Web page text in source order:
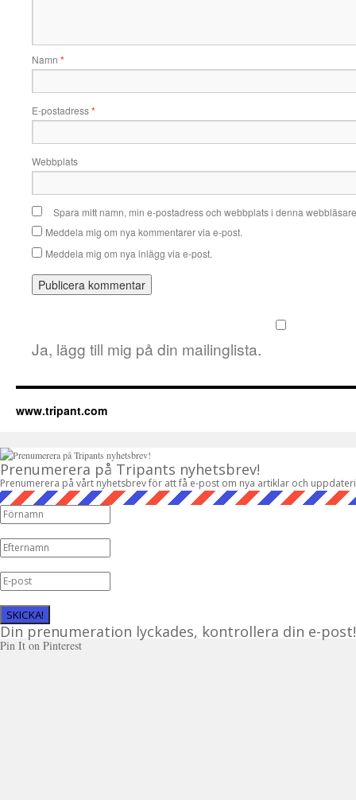
Namn *
E-postadress*
Webbplats
Spara mitt namn, min e-postadress och webbplats i denna
Meddela mig om nya kommentarer via e-post.
Meddela mig om nya inlägg via e-post.
Ja, lägg till mig på din mailinglista.
www.tripant.com
Prenumerera på Tripants nyhetsbrev!
Prenumerera på vårt nyhetsbrev för att få e-post om nya artiklar och
SKICKA!
Din prenumeration lyckades, kontrollera din e-post!
Pin It on Pinterest